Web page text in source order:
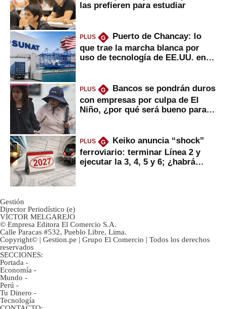
las prefieren para estudiar
PLUS G
Puerto de Chancay: lo
que trae la marcha blanca por
uso de tecnología de EE.UU. en
PLUS G
Bancos se pondrán duros
con empresas por culpa de El
Niño, ¿por qué será bueno para
PLUS G
Keiko anuncia “shock”
ferroviario: terminar Línea 2 y
ejecutar la 3, 4, 5 y 6; ¿habrá
Gestión
Director Periodístico (e)
VÍCTOR MELGAREJO
© Empresa Editora El Comercio S.A.
Calle Paracas #532, Pueblo Libre, Lima.
Copyright© | Gestion.pe | Grupo El Comercio | Todos los derechos
reservados
SECCIONES:
Portada -
Economía -
Mundo -
Perú -
Tu Dinero -
Tecnología